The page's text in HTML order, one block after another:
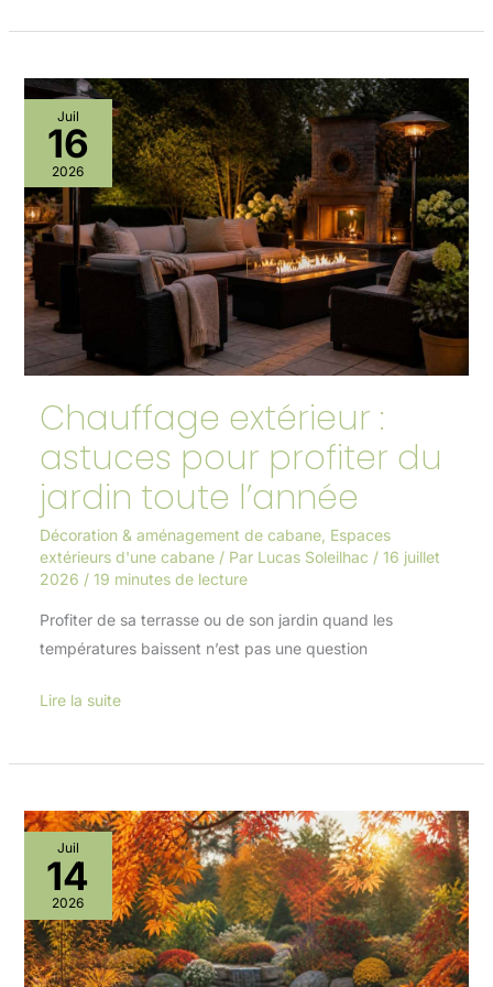
Juil
16
2026
Chauffage extérieur :
astuces pour profiter du
jardin toute l’année
Décoration & aménagement de cabane, Espaces
extérieurs d'une cabane/ Par Lucas Soleilhac / 16 juillet
2026 / 19 minutes de lecture
Profiter de sa terrasse ou de son jardin quand les
températures baissent n’est pas une question
Chauffage
extérieur
astuces
pour
profiter
jardin
toute
l’année
Lire la suite
Juil
14
2026
idées
de
décors
automnaux